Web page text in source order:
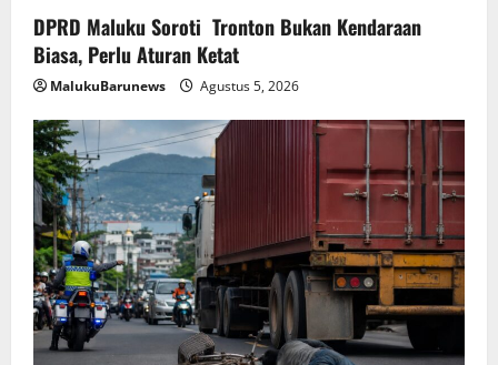
DPRD Maluku Soroti Tronton Bukan Kendaraan
Biasa, Perlu Aturan Ketat
MalukuBarunews Agustus 5, 2026